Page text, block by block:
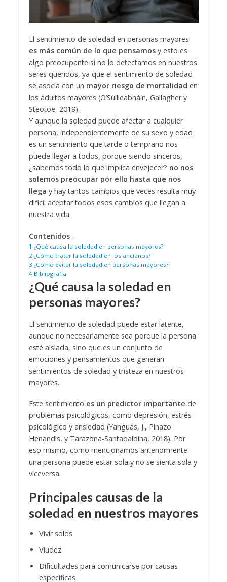
El sentimiento de soledad en personas mayores
es más común de lo que pensamos y esto es
algo preocupante si no lo detectamos en nuestros
seres queridos, ya que el sentimiento de soledad
se asocia con un mayor riesgo de mortalidad en
los adultos mayores (O’Súilleabháin, Gallagher y
Steotoe, 2019).
Y aunque la soledad puede afectar a cualquier
persona, independientemente de su sexo y edad
es un sentimiento que tarde o temprano nos
puede llegar a todos, porque siendo sinceros,
¿sabemos todo lo que implica envejecer? no nos
solemos preocupar por ello hasta que nos
llega y hay tantos cambios que veces resulta muy
difícil aceptar todos esos cambios que llegan a
nuestra vida.
Contenidos -
1 ¿Qué causa la soledad en personas mayores?
2 ¿Cómo tratar la soledad en los ancianos?
3 ¿Cómo evitar la soledad en personas mayores?
4 Bibliografía
¿Qué causa la soledad en
personas mayores?
El sentimiento de soledad puede estar latente,
aunque no necesariamente sea porque la persona
esté aislada, sino que es un conjunto de
emociones y pensamientos que generan
sentimientos de soledad y tristeza en nuestros
mayores.
Este sentimiento es un predictor importante de
problemas psicológicos, como depresión, estrés
psicológico y ansiedad (Yanguas, J., Pinazo
Henandis, y Tarazona-Santabalbina, 2018). Por
eso mismo, como mencionamos anteriormente
una persona puede estar sola y no se sienta sola y
viceversa.
Principales causas de la
soledad en nuestros mayores
Vivir solos
Viudez
Dificultades para comunicarse por causas
específicas